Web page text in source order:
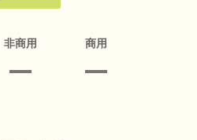
非商用 商用